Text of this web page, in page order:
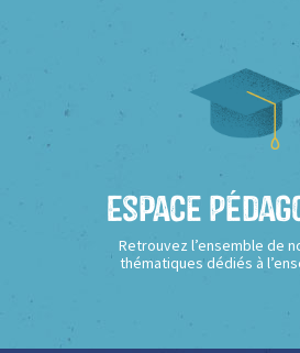
Espace
Retrouvez l’ensemble de
thématiques dédiés à